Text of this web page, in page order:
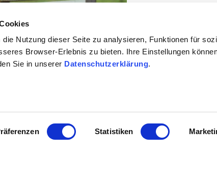
Nutzung dieser Seite zu analysieren, Funktionen für
Browser-Erlebnis zu bieten. Ihre Einstellungen
Sie in unserer Datenschutzerklärung.
Statistiken
Our hiking brochures
in Rheinhessen with
sketches and
order here